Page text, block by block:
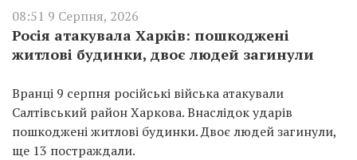
08:51 9 Серпня, 2026
Росія атакувала Харків: пошкоджені
житлові будинки, двоє людей загинули
Вранці 9 серпня російські війська атакували
Салтівський район Харкова. Внаслідок ударів
пошкоджені житлові будинки. Двоє людей загинули,
ще 13 постраждали.